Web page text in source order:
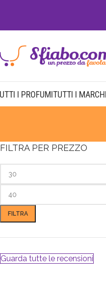
I PROFUMITUTTI I MARCHI
FILTRA PER PREZZO
FILTRA
Guarda tutte le recensioni